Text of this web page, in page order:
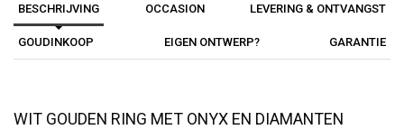
BESCHRIJVING OCCASION LEVERING & ONTVANGST
GOUDINKOOP EIGEN ONTWERP? GARANTIE
WIT GOUDEN RING MET ONYX EN DIAMANTEN